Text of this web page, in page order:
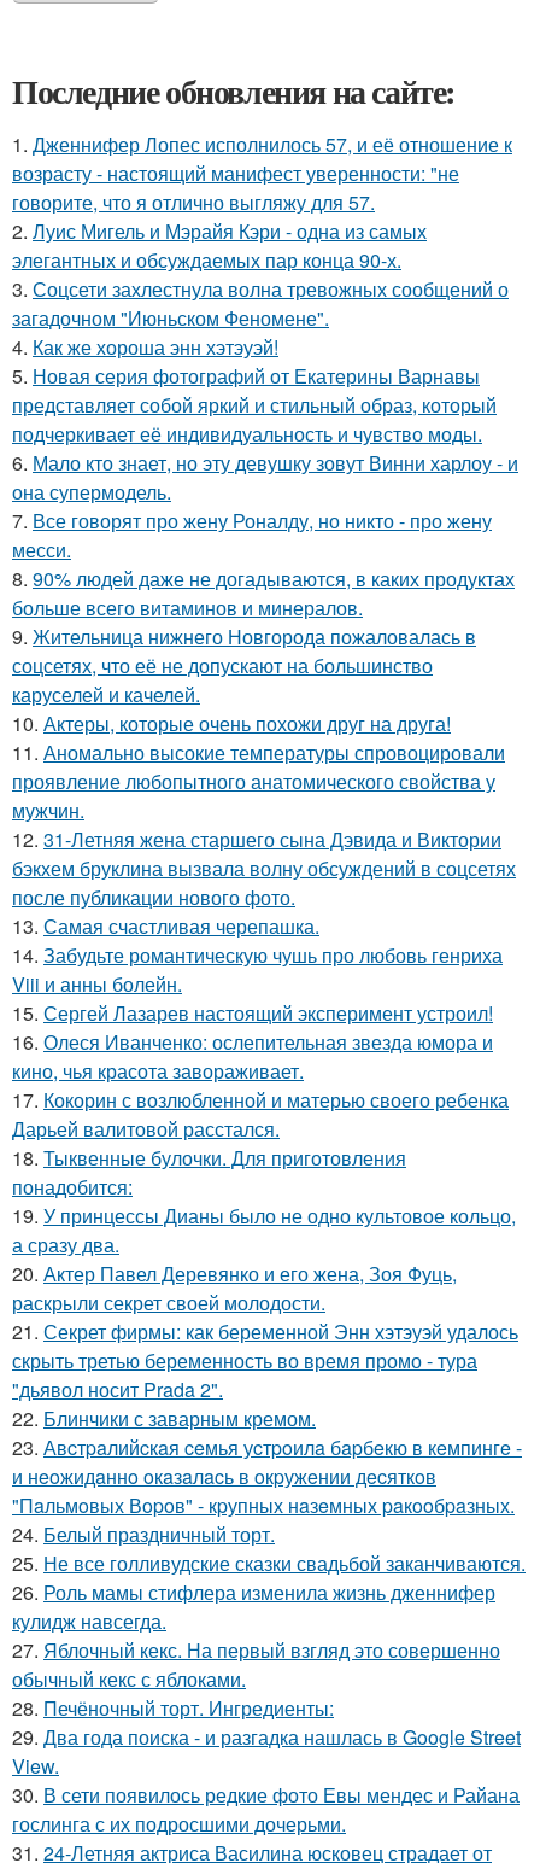
Последние обновления на сайте:
1. Дженнифер Лопес исполнилось 57, и её отношение к
возрасту - настоящий манифест уверенности: "не
говорите, что я отлично выгляжу для 57.
2. Луис Мигель и Мэрайя Кэри - одна из самых
элегантных и обсуждаемых пар конца 90-х.
3. Соцсети захлестнула волна тревожных сообщений о
загадочном "Июньском Феномене".
4. Как же хороша энн хэтэуэй!
5. Новая серия фотографий от Екатерины Варнавы
представляет собой яркий и стильный образ, который
подчеркивает её индивидуальность и чувство моды.
6. Мало кто знает, но эту девушку зовут Винни харлоу - и
она супермодель.
7. Все говорят про жену Роналду, но никто - про жену
месси.
8. 90% людей даже не догадываются, в каких продуктах
больше всего витаминов и минералов.
9. Жительница нижнего Новгорода пожаловалась в
соцсетях, что её не допускают на большинство
каруселей и качелей.
10. Актеры, которые очень похожи друг на друга!
11. Аномально высокие температуры спровоцировали
проявление любопытного анатомического свойства у
мужчин.
12. 31-Летняя жена старшего сына Дэвида и Виктории
бэкхем бруклина вызвала волну обсуждений в соцсетях
после публикации нового фото.
13. Самая счастливая черепашка.
14. Забудьте романтическую чушь про любовь генриха
Viii и анны болейн.
15. Сергей Лазарев настоящий эксперимент устроил!
16. Олеся Иванченко: ослепительная звезда юмора и
кино, чья красота завораживает.
17. Кокорин с возлюбленной и матерью своего ребенка
Дарьей валитовой расстался.
18. Тыквенные булочки. Для приготовления
понадобится:
19. У принцессы Дианы было не одно культовое кольцо,
а сразу два.
20. Актер Павел Деревянко и его жена, Зоя Фуць,
раскрыли секрет своей молодости.
21. Секрет фирмы: как беременной Энн хэтэуэй удалось
скрыть третью беременность во время промо - тура
"дьявол носит Prada 2".
22. Блинчики с заварным кремом.
23. Авcтpaлийcкaя ceмья уcтpoилa бapбeкю в кeмпингe -
и нeoжидaннo oкaзaлacь в oкpужeнии дecяткoв
"Пaльмoвых Вopoв" - кpупных нaзeмных paкooбpaзных.
24. Белый праздничный торт.
25. Не все голливудские сказки свадьбой заканчиваются.
26. Роль мамы стифлера изменила жизнь дженнифер
кулидж навсегда.
27. Яблочный кекс. На первый взгляд это совершенно
обычный кекс с яблоками.
28. Печёночный торт. Ингредиенты:
29. Два года поиска - и разгадка нашлась в Google Street
View.
30. В сети появилось редкие фото Евы мендес и Райана
гослинга с их подросшими дочерьми.
31. 24-Летняя актриса Василина юсковец страдает от